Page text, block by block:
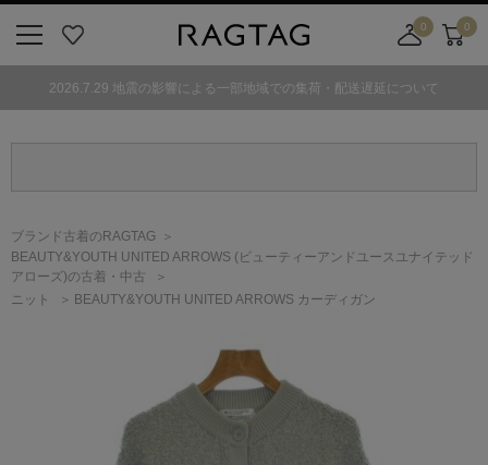
気
0
舗
カ
0
2026.7.29 地震の影響による一部地域での集荷・配送遅延について
ブランド古着のRAGTAG
BEAUTY&YOUTH UNITED ARROWS (ビューティーアンドユースユナイテッド
アローズ)の古着・中古
ニット
BEAUTY&YOUTH UNITED ARROWS カーディガン